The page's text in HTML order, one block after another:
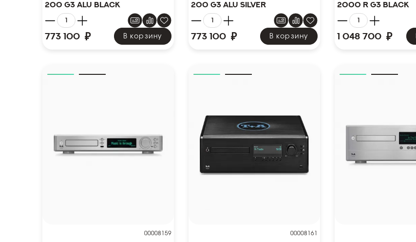
200 G3 Alu black
773 100 ₽ В корзину
200 G3 Alu silver
773 100 ₽ В корзину
2000 R G3 Black
1 048 700 ₽
00008159 00008161